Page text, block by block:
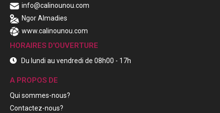
info@calinounou.com
Ngor Almadies
www.calinounou.com
HORAIRES D'OUVERTURE
Du lundi au vendredi de 08h00 - 17h
A PROPOS DE
Qui sommes-nous?
Contactez-nous?